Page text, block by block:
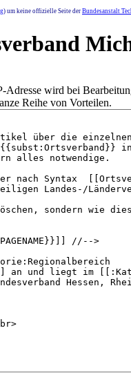
) um keine offizielle Seite der Bundesanstalt
Adresse wird bei
Reihe von Vorteilen.